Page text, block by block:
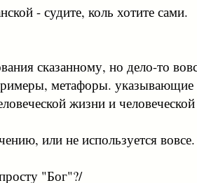
- судите, коль хотите сами.
сказанному, но дело-то
метафоры. указывающие
жизни и
или не используется вовсе.
"Бог"?/